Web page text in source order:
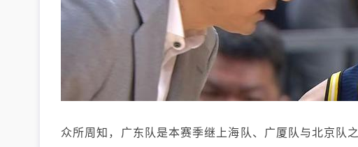
众所周知，广东队是本赛季继上海队、广厦队与北京队